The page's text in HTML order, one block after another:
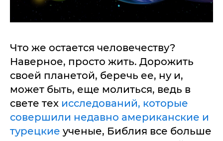
Что же остается человечеству?
Наверное, просто жить. Дорожить
своей планетой, беречь ее, ну и,
может быть, еще молиться, ведь в
свете тех исследований, которые
совершили недавно американские и
турецкие ученые, Библия все больше